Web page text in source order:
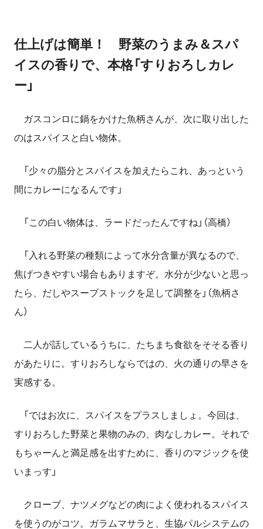
仕上げは簡単！ 野菜のうまみ＆スパ
イスの香りで、本格「すりおろしカレ
ー」
ガスコンロに鍋をかけた魚柄さんが、次に取り出した
のはスパイスと白い物体。
「少々の脂分とスパイスを加えたらこれ、あっという
間にカレーになるんです」
「この白い物体は、ラードだったんですね」（高橋）
「入れる野菜の種類によって水分含量が異なるので、
焦げつきやすい場合もありますぞ。水分が少ないと思っ
たら、だしやスープストックを足して調整を」（魚柄さ
ん）
二人が話しているうちに、たちまち食欲をそそる香り
があたりに。すりおろしならではの、火の通りの早さを
実感する。
「ではお次に、スパイスをプラスしましょ。今回は、
すりおろした野菜と果物のみの、肉なしカレー。それで
もちゃーんと満足感を出すために、香りのマジックを使
いまっす」
クローブ、ナツメグなどの肉によく使われるスパイス
を使うのがコツ。ガラムマサラと、生協パルシステムの